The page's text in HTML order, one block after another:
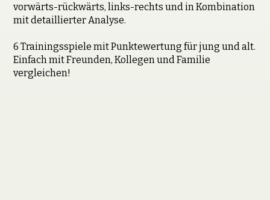
vorwärts-rückwärts, links-rechts und in Kombination
mit detaillierter Analyse.
6 Trainingsspiele mit Punktewertung für jung und alt.
Einfach mit Freunden, Kollegen und Familie
vergleichen!